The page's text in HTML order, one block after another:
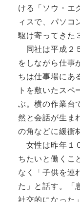
ける「ソウ・エ
ィスで、パソコ
駆け寄ってきた
同社は平成２
をしながら仕事
ちは仕事場にあ
トを敷いたス
ぶ。横の作業台
然と会話が生ま
の角などに緩衝
女性は昨年１
ちたいと働くこ
なく「子供を連
た」と話す。「
社交的になった